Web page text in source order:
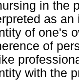
in the
as
of one's
of
with the